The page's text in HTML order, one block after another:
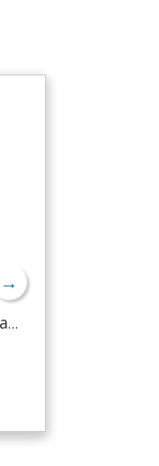
→
Polvo de limón verde amargo para bajar de peso